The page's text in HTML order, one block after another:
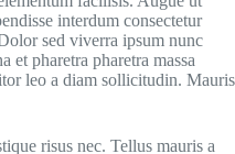
interdum consectetur
sed viverra ipsum nunc
et pharetra pharetra massa
leo a diam sollicitudin. Mauris
risus nec. Tellus mauris a